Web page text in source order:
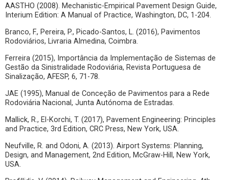
AASTHO (2008). Mechanistic-Empirical Pavement Design Guide,
Interium Edition: A Manual of Practice, Washington, DC, 1-204.
Branco, F., Pereira, P., Picado-Santos, L. (2016), Pavimentos
Rodoviários, Livraria Almedina, Coimbra.
Ferreira (2015), Importância da Implementação de Sistemas de
Gestão da Sinistralidade Rodoviária, Revista Portuguesa de
Sinalização, AFESP, 6, 71-78.
JAE (1995), Manual de Conceção de Pavimentos para a Rede
Rodoviária Nacional, Junta Autónoma de Estradas.
Mallick, R., El-Korchi, T. (2017), Pavement Engineering: Principles
and Practice, 3rd Edition, CRC Press, New York, USA.
Neufville, R. and Odoni, A. (2013). Airport Systems: Planning,
Design, and Management, 2nd Edition, McGraw-Hill, New York,
USA.